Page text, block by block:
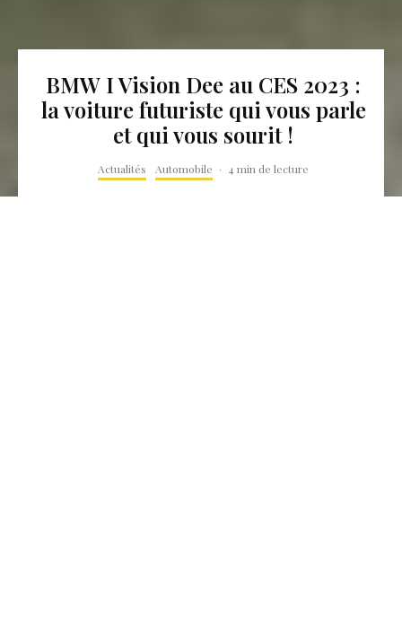
BMW I Vision Dee au CES 2023 :
la voiture futuriste qui vous parle
et qui vous sourit !
Actualités Automobile · 4 min de lecture